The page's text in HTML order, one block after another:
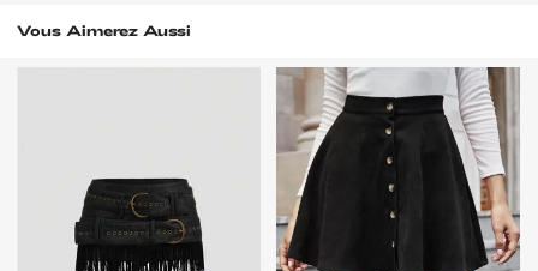
Vous Aimerez Aussi